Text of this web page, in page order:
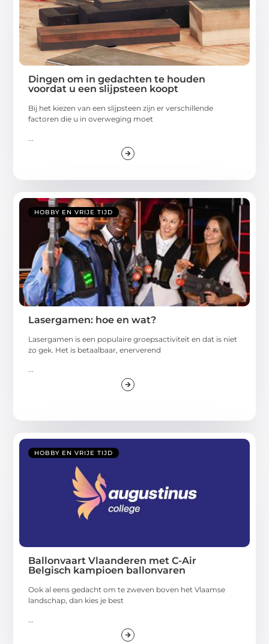
Dingen om in gedachten te houden
voordat u een slijpsteen koopt
Bij het kiezen van een slijpsteen zijn er verschillende
factoren die u in overweging moet
...
HOBBY EN VRIJE TIJD
Lasergamen: hoe en wat?
Lasergamen is een populaire groepsactiviteit en dat is niet
zo gek. Het is betaalbaar, enerverend
...
HOBBY EN VRIJE TIJD
Ballonvaart Vlaanderen met C-Air
Belgisch kampioen ballonvaren
Ook al eens gedacht om te zweven boven het Vlaamse
landschap, dan kies je best
...